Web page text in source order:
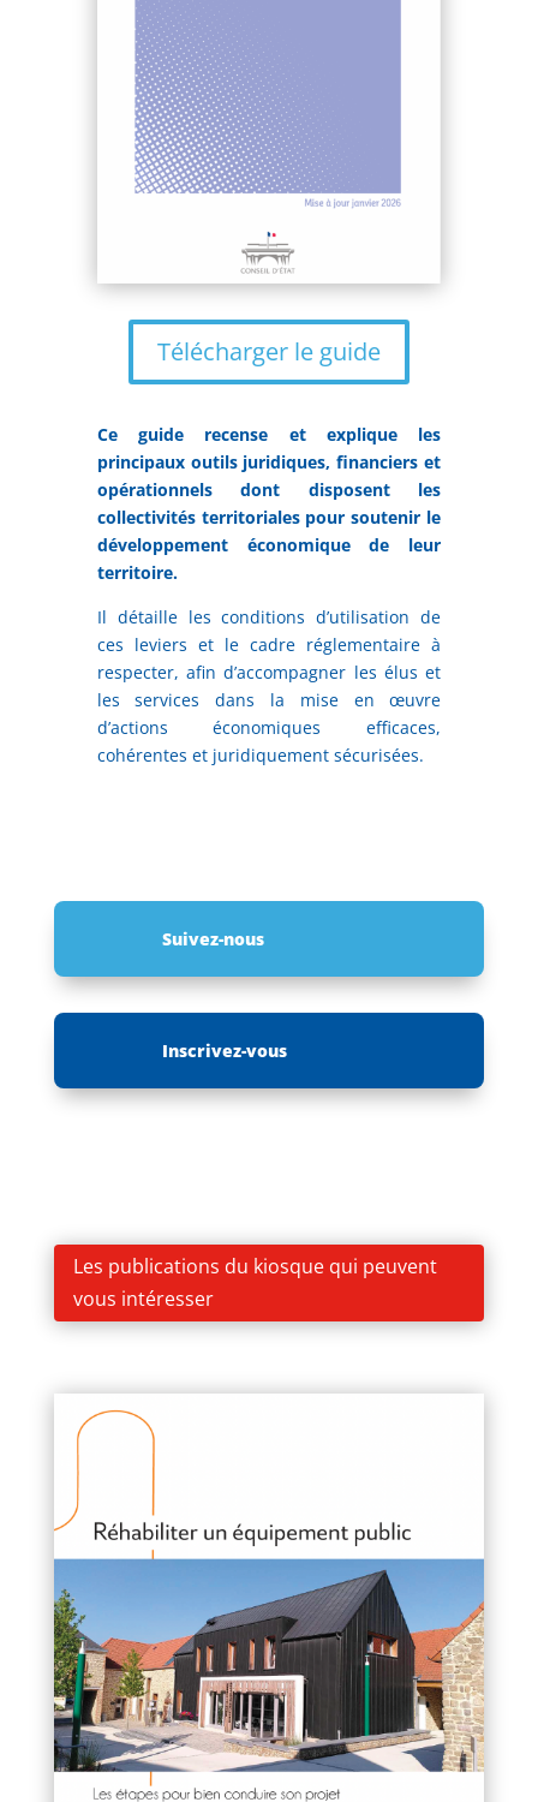
Télécharger le guide
Ce guide recense et explique les
principaux outils juridiques, financiers et
opérationnels dont disposent les
collectivités territoriales pour soutenir le
développement économique de leur
territoire.
Il détaille les conditions d’utilisation de
ces leviers et le cadre réglementaire à
respecter, afin d’accompagner les élus et
les services dans la mise en œuvre
d’actions économiques efficaces,
cohérentes et juridiquement sécurisées.
Suivez-nous
Inscrivez-vous
Les publications du kiosque qui peuvent
vous intéresser